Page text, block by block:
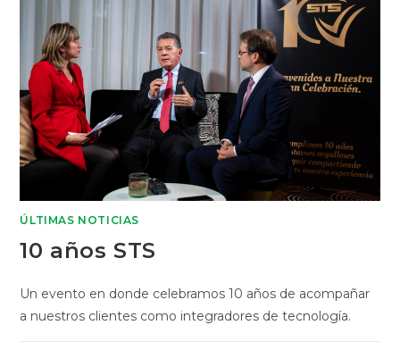
ÚLTIMAS NOTICIAS
10 años STS
Un evento en donde celebramos 10 años de acompañar
a nuestros clientes como integradores de tecnología.